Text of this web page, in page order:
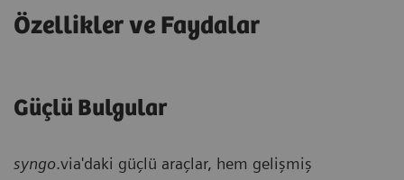
Özellikler ve Faydalar
Güçlü Bulgular
syngo.via'daki güçlü araçlar, hem gelişmiş